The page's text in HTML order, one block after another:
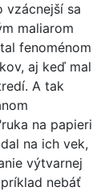
vzácnejší sa
maliarom
fenoménom
aj keď mal
A tak
na papieri
na ich vek,
výtvarnej
nebáť